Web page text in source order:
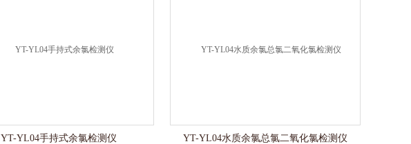
YT-YL04手持式余氯检测仪 YT-YL04水质余氯总氯二氧化氯检测仪